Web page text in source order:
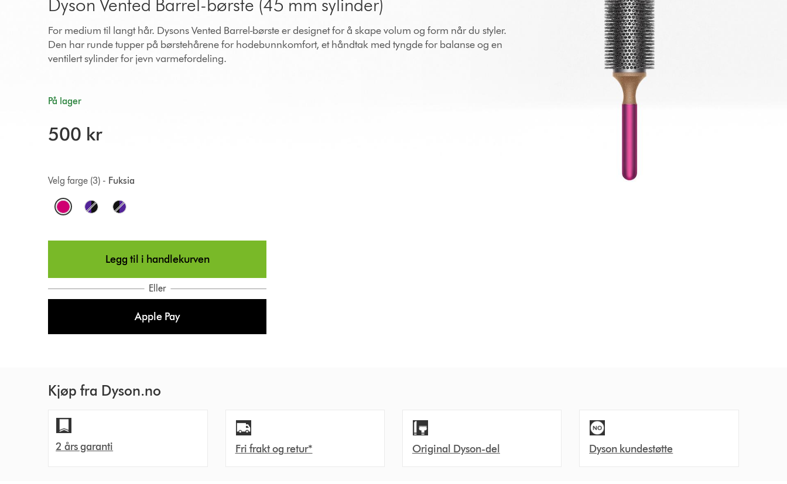
For medium til langt hår. Dysons Vented Barrel-børste er designet for å skape volum og form når du styler.
Den har runde tupper på børstehårene for hodebunnkomfort, et håndtak med tyngde for balanse og en
ventilert sylinder for jevn varmefordeling.
På lager
500 kr
Fuksia
Velg farge (3) -
O
t
o
Legg til i handlekurven
Eller
Apple Pay
Kjøp fra Dyson.no
2 års garanti Fri frakt og retur* Original Dyson-del Dyson kundestøtte